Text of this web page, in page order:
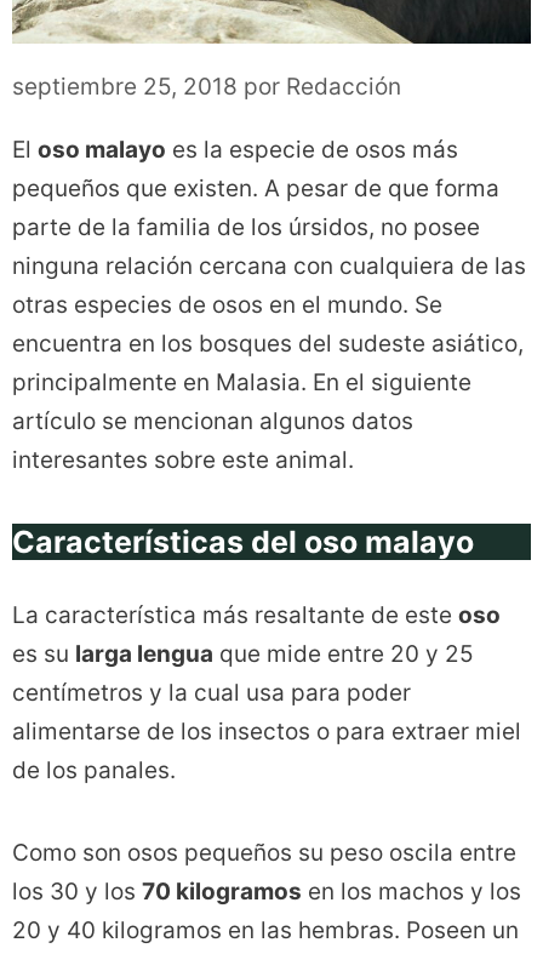
septiembre 25, 2018 por Redacción
El oso malayo es la especie de osos más
pequeños que existen. A pesar de que forma
parte de la familia de los úrsidos, no posee
ninguna relación cercana con cualquiera de las
otras especies de osos en el mundo. Se
encuentra en los bosques del sudeste asiático,
principalmente en Malasia. En el siguiente
artículo se mencionan algunos datos
interesantes sobre este animal.
Características del oso malayo
La característica más resaltante de este oso
es su larga lengua que mide entre 20 y 25
centímetros y la cual usa para poder
alimentarse de los insectos o para extraer miel
de los panales.
Como son osos pequeños su peso oscila entre
los 30 y los 70 kilogramos en los machos y los
20 y 40 kilogramos en las hembras. Poseen un